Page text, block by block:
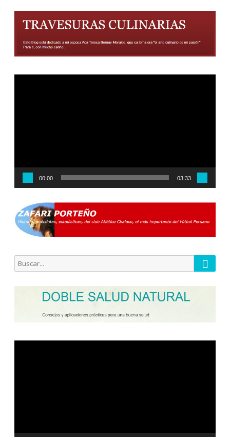
Reproductor
00:00 03:33
Buscar
por:
Reproductor